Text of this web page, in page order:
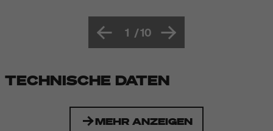
1 /10
TECHNISCHE DATEN
MEHR ANZEIGEN